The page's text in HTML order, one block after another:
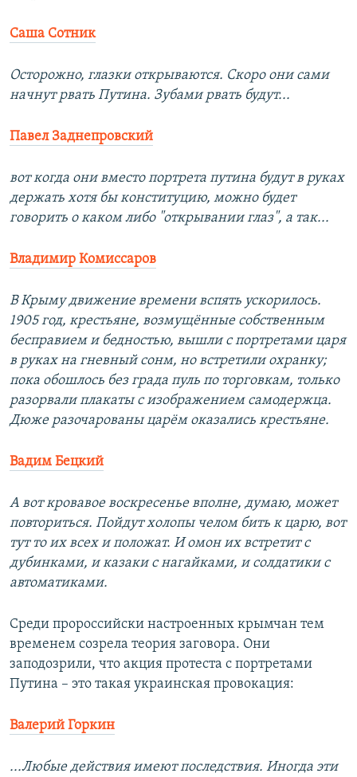
Саша Сотник
Осторожно, глазки открываются. Скоро они сами
начнут рвать Путина. Зубами рвать будут...
Павел Заднепровский
вот когда они вместо портрета путина будут в руках
держать хотя бы конституцию, можно будет
говорить о каком либо "открывании глаз", а так...
Владимир Комиссаров
В Крыму движение времени вспять ускорилось.
1905 год, крестьяне, возмущённые собственным
бесправием и бедностью, вышли с портретами царя
в руках на гневный сонм, но встретили охранку;
пока обошлось без града пуль по торговкам, только
разорвали плакаты с изображением самодержца.
Дюже разочарованы царём оказались крестьяне.
Вадим Бецкий
А вот кровавое воскресенье вполне, думаю, может
повториться. Пойдут холопы челом бить к царю, вот
тут то их всех и положат. И омон их встретит с
дубинками, и казаки с нагайками, и солдатики с
автоматиками.
Среди пророссийски настроенных крымчан тем
временем созрела теория заговора. Они
заподозрили, что акция протеста с портретами
Путина – это такая украинская провокация:
Валерий Горкин
...Любые действия имеют последствия. Иногда эти